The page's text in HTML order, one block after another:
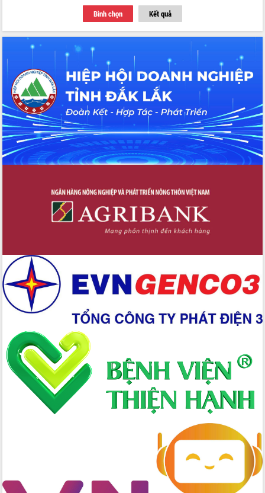
du khách thông qua Hệ thống cơ sở dữ
Tập huấn ứng dụng trí tuệ nhân tạo (AI)
trong thương mại điện tử năm 2026
Đoàn đại biểu Quốc hội tỉnh Đắk Lắk
trao đổi thông tin trước Kỳ họp thứ
nhất, Quốc hội khóa XVI
Quyết liệt cải cách hành chính, khơi
thông nguồn lực phát triển
Nâng cao hiệu lực, hiệu quả HĐND
tỉnh thông qua hiện đại hóa hành chính
Xã Ea Phê gắn cải cách hành chính với
chuyển đổi số
Hồ Thị Nguyên Thảo làm việc tại Trung
tâm Phục vụ hành chính công xã Ea
Xây dựng nền hành chính số đồng
Giai đoạn 2026-2030, Đắk Lắk phấn
đấu có 77% xã đạt chuẩn nông thôn
mới
Chuyển đổi số 'mở đường' cho nông
nghiệp Đắk Lắk tăng trưởng bứt phá
Triển khai đồng bộ đo đạc, lập hồ sơ
địa chính, hoàn thiện cơ sở dữ liệu đất
đai
Ứng dụng sinh trắc học - Bước tiến
trong hành trình chuyển đổi số tại Đắk
Lắk
Đắk Lắk nâng cao hiệu quả công tác
Đảng từ Sổ tay đảng viên điện tử
cấp xã
Bình chọn Kết quả